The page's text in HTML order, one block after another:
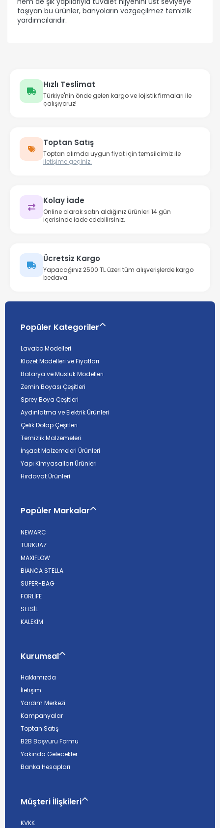
taşıyan bu ürünler, banyoların vazgeçilmez temizlik
yardımcılarıdır.
Hızlı Teslimat
Türkiye'nin önde gelen kargo ve lojistik firmaları ile
çalışıyoruz!
Toptan Satış
Toptan alımda uygun fiyat için temsilcimiz ile
iletişime geçiniz.
Kolay İade
Online olarak satın aldığınız ürünleri 14 gün
içerisinde iade edebilirsiniz.
Ücretsiz Kargo
Yapacağınız 2500 TL üzeri tüm alışverişlerde kargo
bedava.
Popüler Kategoriler
Lavabo Modelleri
Klozet Modelleri ve Fiyatları
Batarya ve Musluk Modelleri
Zemin Boyası Çeşitleri
Sprey Boya Çeşitleri
Aydınlatma ve Elektrik Ürünleri
Çelik Dolap Çeşitleri
Temizlik Malzemeleri
İnşaat Malzemeleri Ürünleri
Yapı Kimyasalları Ürünleri
Hırdavat Ürünleri
Popüler Markalar
NEWARC
TURKUAZ
MAXIFLOW
BİANCA STELLA
SUPER-BAG
FORLİFE
SELSİL
KALEKİM
Kurumsal
Hakkımızda
İletişim
Yardım Merkezi
Kampanyalar
Toptan Satış
B2B Başvuru Formu
Yakında Gelecekler
Banka Hesapları
Müşteri İlişkileri
KVKK